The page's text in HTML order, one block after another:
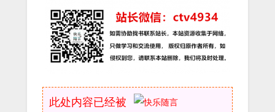
此处内容已经被